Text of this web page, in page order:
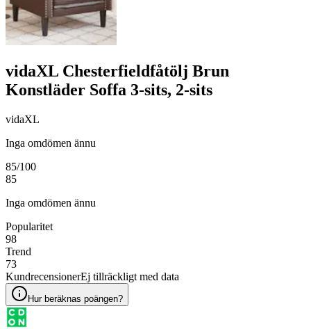
vidaXL Chesterfieldfåtölj Brun
Konstläder Soffa 3-sits, 2-sits
vidaXL
Inga omdömen ännu
85/100
85
Inga omdömen ännu
Popularitet
98
Trend
73
KundrecensionerEj tillräckligt med data
Hur beräknas poängen?